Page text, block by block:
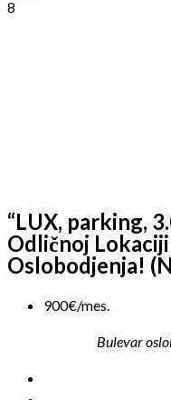
8
“LUX, parking,
Odličnoj
Oslobodjenja!
900€/mes.
Bulevar